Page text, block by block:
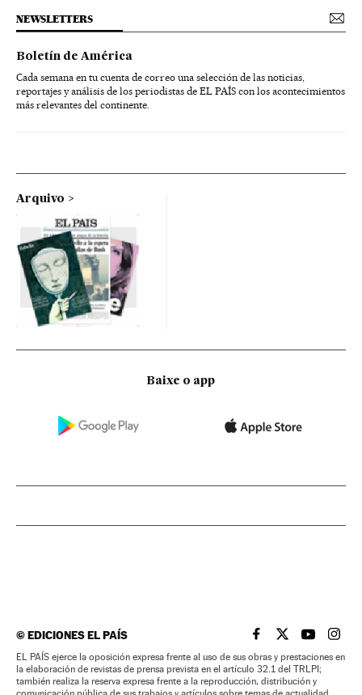
NEWSLETTERS
Boletín de América
Cada semana en tu cuenta de correo una selección de las noticias,
reportajes y análisis de los periodistas de EL PAÍS con los acontecimientos
más relevantes del continente.
Arquivo
Baixe o app
©EDICIONES EL PAÍS EL PAÍS BRASIL EN
EL PAÍSEL PAÍS
EL
EL PAÍS ejerce la oposición expresa frente al uso de sus obras y prestaciones en
la elaboración de revistas de prensa prevista en el artículo 32.1 del TRLPI;
también realiza la reserva expresa frente a la reproducción, distribución y